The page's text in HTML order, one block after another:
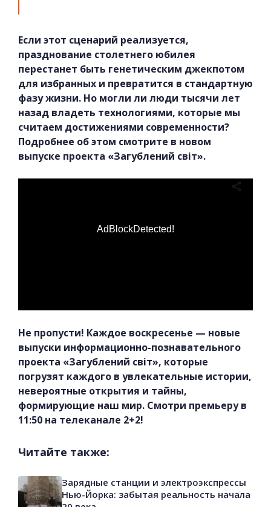
Если этот сценарий реализуется,
празднование столетнего юбилея
перестанет быть генетическим джекпотом
для избранных и превратится в стандартную
фазу жизни. Но могли ли люди тысячи лет
назад владеть технологиями, которые мы
считаем достижениями современности?
Подробнее об этом смотрите в новом
выпуске проекта «Загублений світ».
AdBlockDetected!
Не пропусти! Каждое воскресенье — новые
выпуски информационно-познавательного
проекта «Загублений світ», которые
погрузят каждого в увлекательные истории,
невероятные открытия и тайны,
формирующие наш мир. Смотри премьеру в
11:50 на телеканале 2+2!
Читайте также:
Зарядные станции и электроэкспрессы
Нью-Йорка: забытая реальность начала